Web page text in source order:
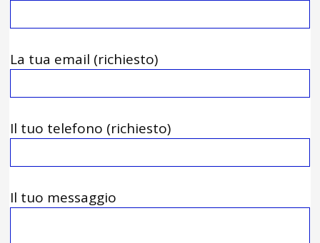
La tua email (richiesto)
Il tuo telefono (richiesto)
Il tuo messaggio